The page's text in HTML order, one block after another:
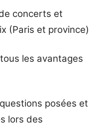
concerts et
(Paris et province)
les avantages
posées et
lors des